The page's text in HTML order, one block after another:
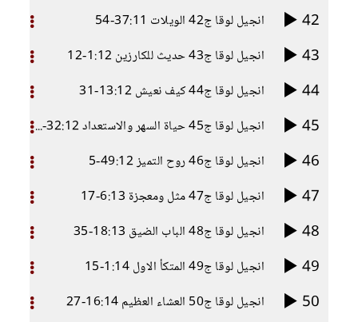
42 انجيل لوقا ج42 الويلات 37:11-54
43 انجيل لوقا ج43 حديث للكارزين 1:12-12
44 انجيل لوقا ج44 كيف نعيش 13:12-31
45 انجيل لوقا ج45 حياة السهر والاستعداد 32:12-48
46 انجيل لوقا ج46 روح التميز 49:12-5
47 انجيل لوقا ج47 مثل ومعجزة 6:13-17
48 انجيل لوقا ج48 الباب الضيق 18:13-35
49 انجيل لوقا ج49 المتكأ الاول 1:14-15
50 انجيل لوقا ج50 العشاء العظيم 16:14-27